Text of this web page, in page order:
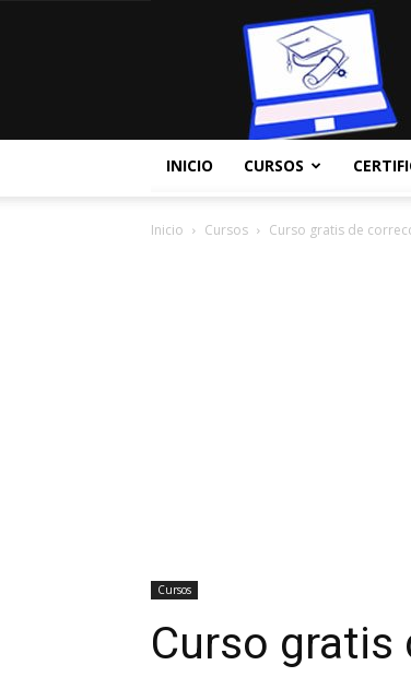
INICIO CURSOS
Inicio Cursos Curso gratis de
Cursos
Curso gratis